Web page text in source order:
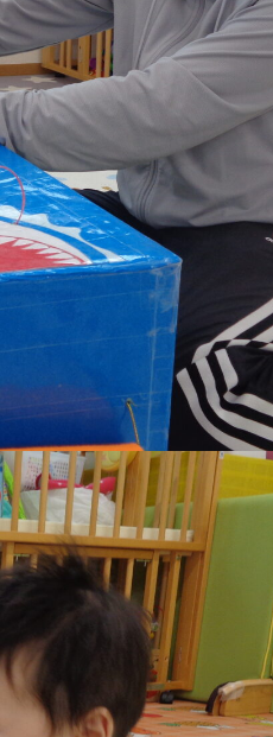
園児募集要項
美⽊多チコス
美⽊多チコスについて
美⽊多チコスブログ